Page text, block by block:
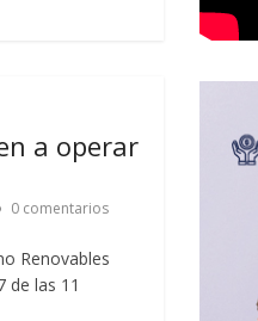
a operar
0 comentarios
Renovables
de las 11